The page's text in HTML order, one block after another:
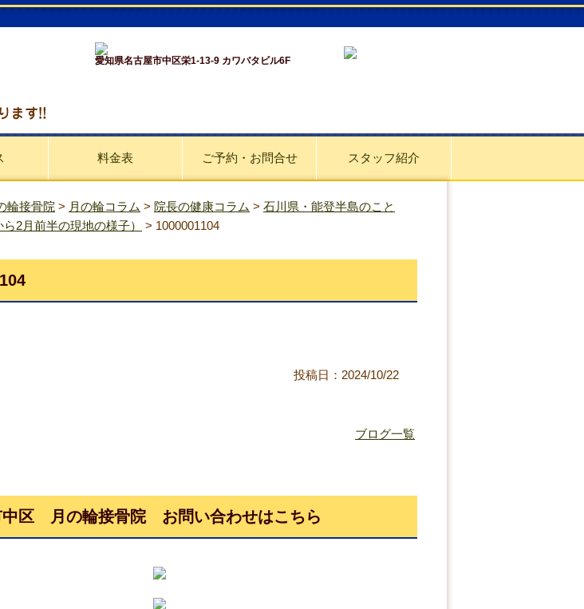
愛知県名古屋市中区栄1-13-9 カワバタビル6F
料金表 ご予約・お問合せ スタッフ紹介
輪接骨院 > 月の輪コラム > 院長の健康コラム > 石川県・能登半島のこと
2月前半の現地の様子）
> 1000001104
投稿日：2024/10/22
ブログ一覧
中区 月の輪接骨院 お問い合わせはこちら